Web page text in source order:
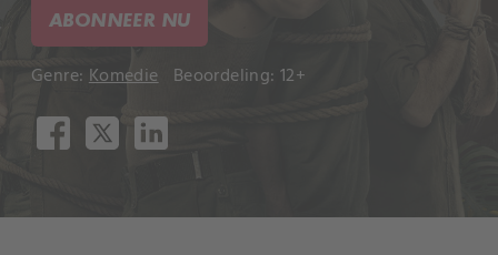
ABONNEER NU
Genre: Komedie Beoordeling: 12+